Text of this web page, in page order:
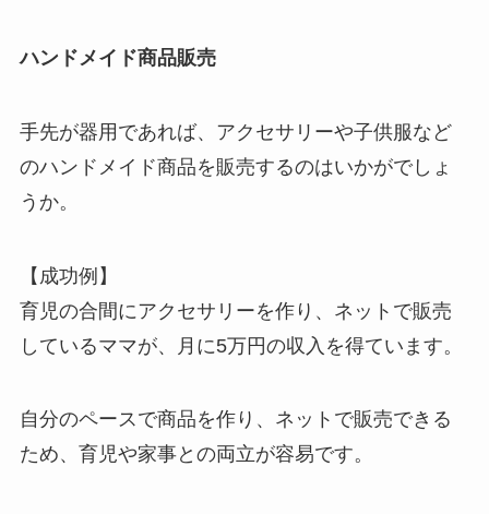
ハンドメイド商品販売
手先が器用であれば、アクセサリーや子供服など
のハンドメイド商品を販売するのはいかがでしょ
うか。
【成功例】
育児の合間にアクセサリーを作り、ネットで販売
しているママが、月に5万円の収入を得ています。
自分のペースで商品を作り、ネットで販売できる
ため、育児や家事との両立が容易です。